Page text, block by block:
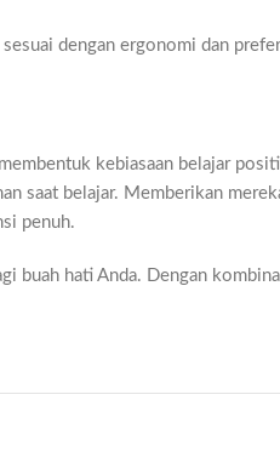
dengan ergonomi dan
kebiasaan belajar
saat belajar. Memberikan
penuh.
buah hati Anda. Dengan